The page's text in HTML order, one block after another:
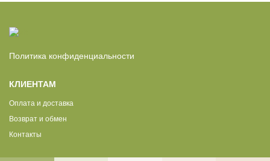
Политика конфиденциальности
КЛИЕНТАМ
Оплата и доставка
Возврат и обмен
Контакты